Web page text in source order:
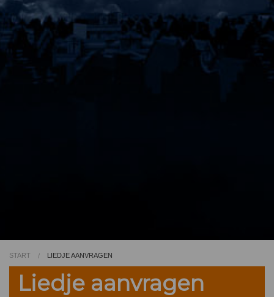
Verzoek
Video
START LIEDJE AANVRAGEN
Liedje aanvragen